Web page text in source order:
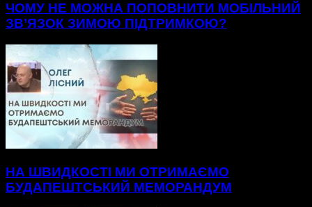
ЧОМУ НЕ МОЖНА ПОПОВНИТИ МОБІЛЬНИЙ
ЗВ’ЯЗОК ЗИМОЮ ПІДТРИМКОЮ?
НА ШВИДКОСТІ МИ ОТРИМАЄМО
БУДАПЕШТСЬКИЙ МЕМОРАНДУМ